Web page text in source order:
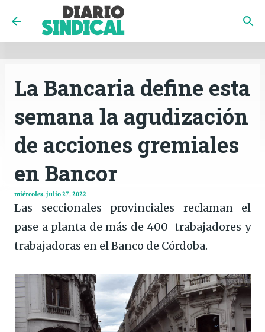
INICIO CÓRDOBA
Ir al contenido principal
La Bancaria define esta
semana la agudización
de acciones gremiales
en Bancor
miércoles, julio 27, 2022
Las seccionales provinciales reclaman el
pase a planta de más de 400 trabajadores y
trabajadoras en el Banco de Córdoba.